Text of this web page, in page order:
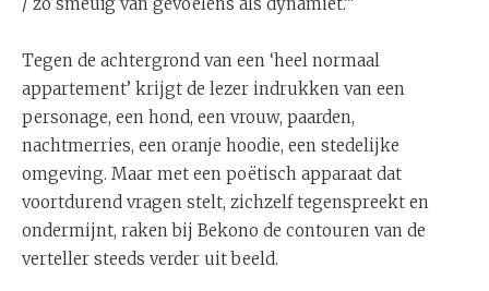
Tegen de achtergrond van een ‘heel normaal
appartement’ krijgt de lezer indrukken van een
personage, een hond, een vrouw, paarden,
nachtmerries, een oranje hoodie, een stedelijke
omgeving. Maar met een poëtisch apparaat dat
voortdurend vragen stelt, zichzelf tegenspreekt en
ondermijnt, raken bij Bekono de contouren van de
verteller steeds verder uit beeld.